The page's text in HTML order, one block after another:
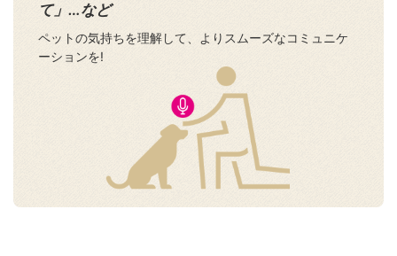
て」…など
ペットの気持ちを理解して、よりスムーズなコミュニケ
ーションを!